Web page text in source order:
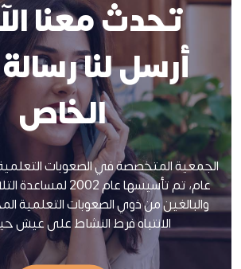
تحدث معنا
أرسل لنا
الخاص
الجمعية المتخصصة في الصعوبات
عام، تم تأسيسها عام
والبالغين من ذوي الصعوبات التعلمية
الانتباه فرط النشاط على عيش